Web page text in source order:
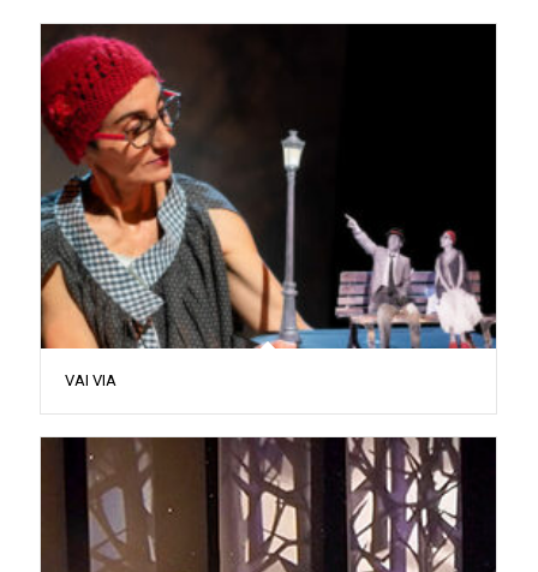
VAI VIA